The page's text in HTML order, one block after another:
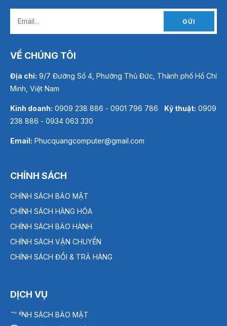
GỬI
VỀ CHÚNG TÔI
Địa chỉ: 9/7 Đường Số 4, Phường Thủ Đức, Thành phố Hồ Chí
Minh, Việt Nam
Kinh doanh: 0909 238 886 - 0901 796 786 Kỹ thuật: 0909
238 886 - 0934 063 330
Email: Phucquangcomputer@gmail.com
CHÍNH SÁCH
CHÍNH SÁCH BẢO MẬT
CHÍNH SÁCH HÀNG HÓA
CHÍNH SÁCH BẢO HÀNH
CHÍNH SÁCH VẬN CHUYỂN
CHÍNH SÁCH ĐỔI & TRẢ HÀNG
DỊCH VỤ
CHÍNH SÁCH BẢO MẬT